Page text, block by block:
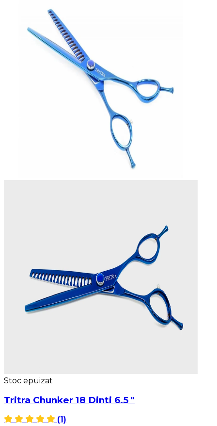
Stoc epuizat
Tritra Chunker 18 Dinti 6.5 "
(1)